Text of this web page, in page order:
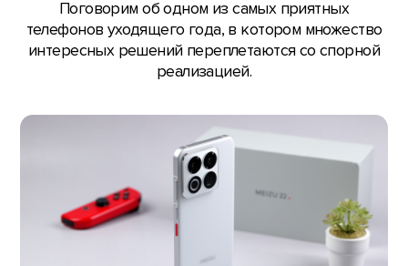
Поговорим об одном из самых приятных
телефонов уходящего года, в котором множество
интересных решений переплетаются со спорной
реализацией.